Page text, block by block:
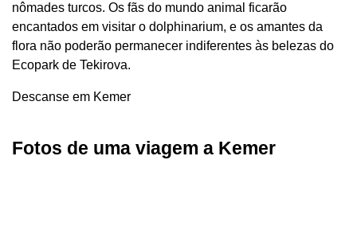
nômades turcos. Os fãs do mundo animal ficarão
encantados em visitar o dolphinarium, e os amantes da
flora não poderão permanecer indiferentes às belezas do
Ecopark de Tekirova.
Descanse em Kemer
Fotos de uma viagem a Kemer